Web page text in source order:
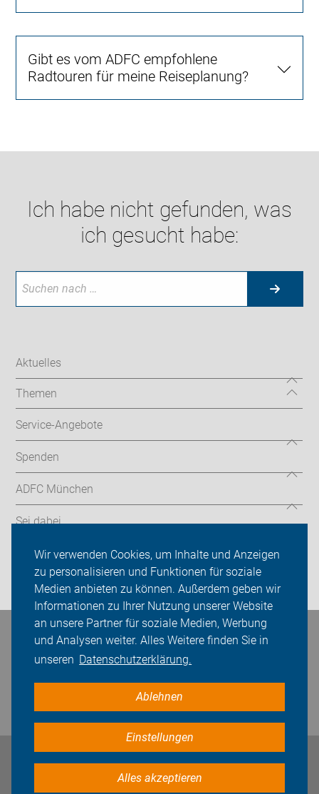
Wir verwenden Cookies, um Inhalte und Anzeigen
zu personalisieren und Funktionen für soziale
Medien anbieten zu können. Außerdem geben wir
Informationen zu Ihrer Nutzung unserer Website
an unsere Partner für soziale Medien, Werbung
und Analysen weiter. Alles Weitere finden Sie in
unseren Datenschutzerklärung.
Ablehnen
Einstellungen
Alles akzeptieren
Gibt es vom ADFC empfohlene
Radtouren für meine Reiseplanung?
Ich habe nicht gefunden, was
ich gesucht habe:
Aktuelles
Themen
Service-Angebote
Spenden
ADFC München
Sei dabei
Presse
Login
Bleiben Sie in Kontakt